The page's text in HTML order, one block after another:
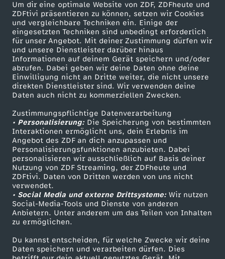
Um dir eine optimale Website von ZDF, ZDFheute und
ZDFtivi präsentieren zu können, setzen wir Cookies
und vergleichbare Techniken ein. Einige der
eingesetzten Techniken sind unbedingt erforderlich
für unser Angebot. Mit deiner Zustimmung dürfen wir
und unsere Dienstleister darüber hinaus
Informationen auf deinem Gerät speichern und/oder
abrufen. Dabei geben wir deine Daten ohne deine
Einwilligung nicht an Dritte weiter, die nicht unsere
direkten Dienstleister sind. Wir verwenden deine
Daten auch nicht zu kommerziellen Zwecken.
Zustimmungspflichtige Datenverarbeitung
• Personalisierung:Die Speicherung von bestimmten
Interaktionen ermöglicht uns, dein Erlebnis im
Angebot des ZDF an dich anzupassen und
Personalisierungsfunktionen anzubieten. Dabei
personalisieren wir ausschließlich auf Basis deiner
Nutzung von ZDF Streaming, der ZDFheute und
ZDFtivi. Daten von Dritten werden von uns nicht
verwendet.
• Social Media und externe Drittsysteme:Wir nutzen
Social-Media-Tools und Dienste von anderen
Anbietern. Unter anderem um das Teilen von Inhalten
zu ermöglichen.
Du kannst entscheiden, für welche Zwecke wir deine
Daten speichern und verarbeiten dürfen. Dies
r
t
s
c
h
a
f
t
-
G
Mehr ZDF
ZDF-Apps
Smart TV
ZDFtext
Livestreams
Sendungen A-Z
TV-Programm
Service
ZDFmitreden
Kontakt zum ZDF
Tickets
Zuschauerservice
Hilfe
ZDF Unternehmen
Karriere
ZDF goes Schule